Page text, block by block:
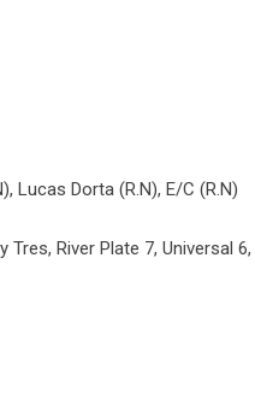
Lucas Dorta (R.N), E/C (R.N)
Tres, River Plate 7, Universal